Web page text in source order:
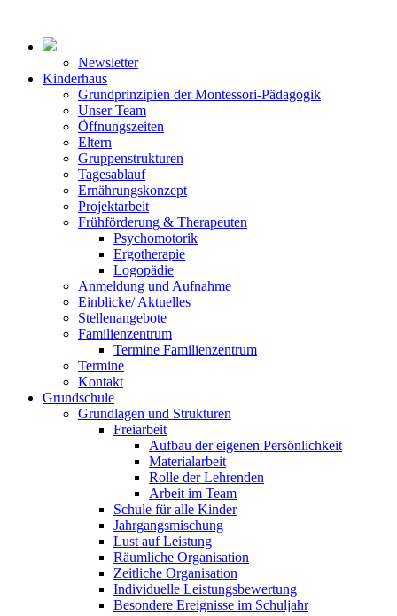
Newsletter
Kinderhaus
Grundprinzipien der Montessori-Pädagogik
Unser Team
Öffnungszeiten
Eltern
Gruppenstrukturen
Tagesablauf
Ernährungskonzept
Projektarbeit
Frühförderung & Therapeuten
Psychomotorik
Ergotherapie
Logopädie
Anmeldung und Aufnahme
Einblicke/ Aktuelles
Stellenangebote
Familienzentrum
Termine Familienzentrum
Termine
Kontakt
Grundschule
Grundlagen und Strukturen
Freiarbeit
Aufbau der eigenen Persönlichkeit
Materialarbeit
Rolle der Lehrenden
Arbeit im Team
Schule für alle Kinder
Jahrgangsmischung
Lust auf Leistung
Räumliche Organisation
Zeitliche Organisation
Individuelle Leistungsbewertung
Besondere Ereignisse im Schuljahr